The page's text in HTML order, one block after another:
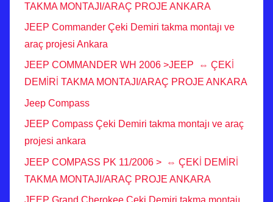
TAKMA MONTAJI/ARAÇ PROJE ANKARA
JEEP Commander Çeki Demiri takma montajı ve
araç projesi Ankara
JEEP COMMANDER WH 2006 >JEEP ⇔ ÇEKİ
DEMİRİ TAKMA MONTAJI/ARAÇ PROJE ANKARA
Jeep Compass
JEEP Compass Çeki Demiri takma montajı ve araç
projesi ankara
JEEP COMPASS PK 11/2006 > ⇔ ÇEKİ DEMİRİ
TAKMA MONTAJI/ARAÇ PROJE ANKARA
JEEP Grand Cherokee Çeki Demiri takma montajı